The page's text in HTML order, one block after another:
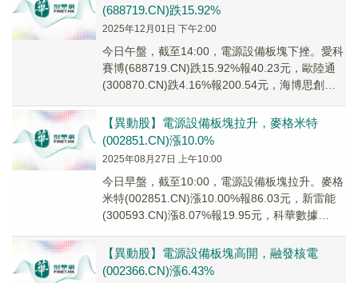
(688719.CN)跌15.92%
2025年12月01日 下午2:00
今日午盤，截至14:00，電源設備板塊下挫。愛科
賽博(688719.CN)跌15.92%報40.23元，歐陸通
(300870.CN)跌4.16%報200.54元，海博思創
【異動股】電源設備板塊拉升，麥格米特
(002851.CN)漲10.0%
2025年08月27日 上午10:00
今日早盤，截至10:00，電源設備板塊拉升。麥格
米特(002851.CN)漲10.00%報86.03元，新雷能
(300593.CN)漲8.07%報19.95元，科華數據
【異動股】電源設備板塊高開，融發核電
(002366.CN)漲6.43%